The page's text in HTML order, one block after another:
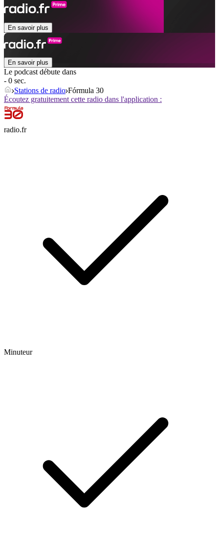
En savoir plus
En savoir plus
Le podcast débute dans
- 0 sec.
Stations de radio Fórmula 30
Écoutez gratuitement cette radio dans l'application :
radio.fr
Minuteur